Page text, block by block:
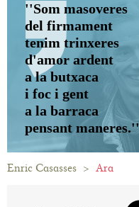
''Som masoveres
del firmament
tenim trinxeres
d'amor ardent
a la butxaca
i foc i gent
a la barraca
pensant maneres.''
Enric Casasses > Ara